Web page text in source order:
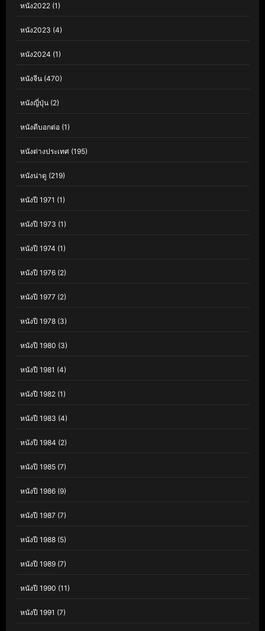
หนัง2022 (1)
หนัง2023 (4)
หนัง2024 (1)
หนังจีน (470)
หนังญี่ปุ่น (2)
หนังดีบอกต่อ (1)
หนังต่างประเทศ (195)
หนังน่าดู (219)
หนังปี 1971 (1)
หนังปี 1973 (1)
หนังปี 1974 (1)
หนังปี 1976 (2)
หนังปี 1977 (2)
หนังปี 1978 (3)
หนังปี 1980 (3)
หนังปี 1981 (4)
หนังปี 1982 (1)
หนังปี 1983 (4)
หนังปี 1984 (2)
หนังปี 1985 (7)
หนังปี 1986 (9)
หนังปี 1987 (7)
หนังปี 1988 (5)
หนังปี 1989 (7)
หนังปี 1990 (11)
หนังปี 1991 (7)